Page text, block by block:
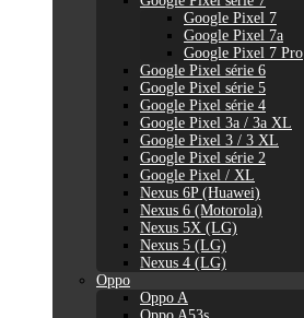
Google Pixel 7
Google Pixel 7a
Google Pixel 7 Pro
Google Pixel série 6
Google Pixel série 5
Google Pixel série 4
Google Pixel 3a / 3a XL
Google Pixel 3 / 3 XL
Google Pixel série 2
Google Pixel / XL
Nexus 6P (Huawei)
Nexus 6 (Motorola)
Nexus 5X (LG)
Nexus 5 (LG)
Nexus 4 (LG)
Oppo
Oppo A